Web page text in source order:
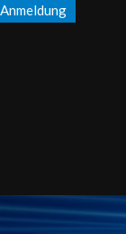
Anmeldung